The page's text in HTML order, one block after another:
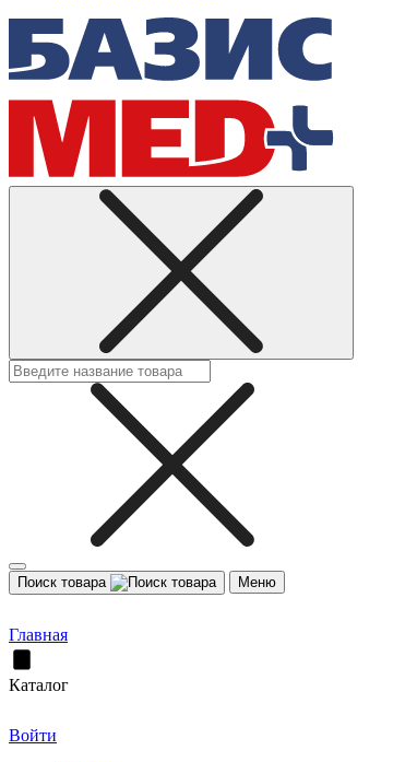
Поиск товара Меню
Главная
Каталог
Войти